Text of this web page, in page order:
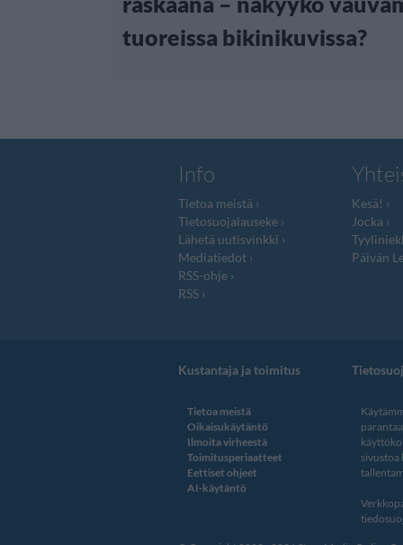
tuoreissa bikinikuvissa?
Info
Tietoa meistä
Tietosuojalauseke
Lähetä uutisvinkki
Mediatiedot
RSS-ohje
RSS
Kesä!
Jocka
Päivän
Kustantaja ja toimitus
Tietoa meistä
Oikaisukäytäntö
Ilmoita virheestä
Toimitusperiaatteet
Eettiset ohjeet
AI-käytäntö
sivustoa